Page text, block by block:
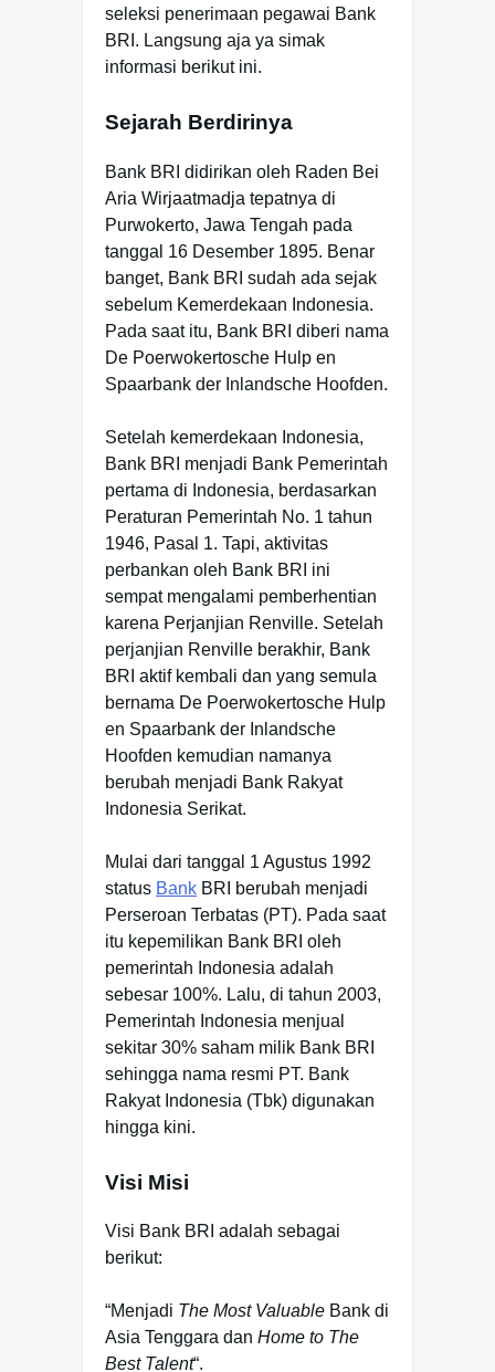
seleksi penerimaan pegawai Bank
BRI. Langsung aja ya simak
informasi berikut ini.
Sejarah Berdirinya
Bank BRI didirikan oleh Raden Bei
Aria Wirjaatmadja tepatnya di
Purwokerto, Jawa Tengah pada
tanggal 16 Desember 1895. Benar
banget, Bank BRI sudah ada sejak
sebelum Kemerdekaan Indonesia.
Pada saat itu, Bank BRI diberi nama
De Poerwokertosche Hulp en
Spaarbank der Inlandsche Hoofden.
Setelah kemerdekaan Indonesia,
Bank BRI menjadi Bank Pemerintah
pertama di Indonesia, berdasarkan
Peraturan Pemerintah No. 1 tahun
1946, Pasal 1. Tapi, aktivitas
perbankan oleh Bank BRI ini
sempat mengalami pemberhentian
karena Perjanjian Renville. Setelah
perjanjian Renville berakhir, Bank
BRI aktif kembali dan yang semula
bernama De Poerwokertosche Hulp
en Spaarbank der Inlandsche
Hoofden kemudian namanya
berubah menjadi Bank Rakyat
Indonesia Serikat.
Mulai dari tanggal 1 Agustus 1992
status Bank BRI berubah menjadi
Perseroan Terbatas (PT). Pada saat
itu kepemilikan Bank BRI oleh
pemerintah Indonesia adalah
sebesar 100%. Lalu, di tahun 2003,
Pemerintah Indonesia menjual
sekitar 30% saham milik Bank BRI
sehingga nama resmi PT. Bank
Rakyat Indonesia (Tbk) digunakan
hingga kini.
Visi Misi
Visi Bank BRI adalah sebagai
berikut:
“Menjadi The Most Valuable Bank di
Asia Tenggara dan Home to The
Best Talent“.